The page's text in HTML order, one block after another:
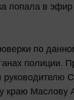
попала в
по
полиции.
руководителю
краю Маслову